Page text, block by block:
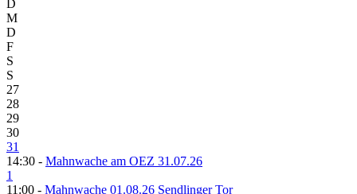
D
M
D
F
S
S
27
28
29
30
31
14:30 - Mahnwache am OEZ 31.07.26
1
11:00 - Mahnwache 01.08.26 Sendlinger Tor